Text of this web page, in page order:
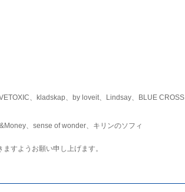
、kladskap、by loveit、Lindsay、BLUE CROSS
、sense of wonder、キリンのソフィ
すようお願い申し上げます。